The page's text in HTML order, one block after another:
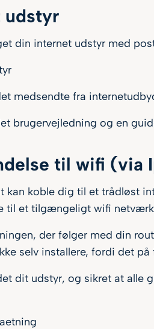
udstyr
din internet udstyr med
medsendte fra
brugervejledning og en
til wifi (via
kan koble dig til et trådløst
til et tilgængeligt wifi
der følger med din
selv installere, fordi det
dit udstyr, og sikret at alle